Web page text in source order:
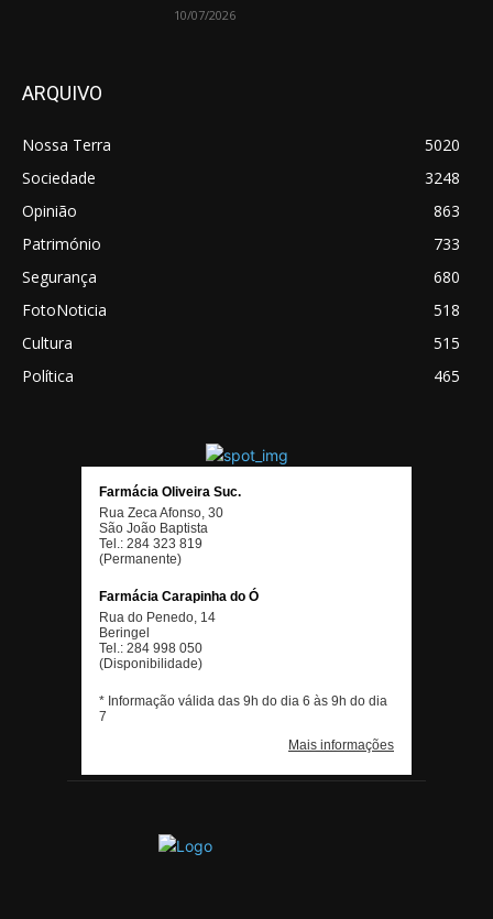
10/07/2026
ARQUIVO
Nossa Terra
5020
Sociedade
3248
Opinião
863
Património
733
Segurança
680
FotoNoticia
518
Cultura
515
Política
465